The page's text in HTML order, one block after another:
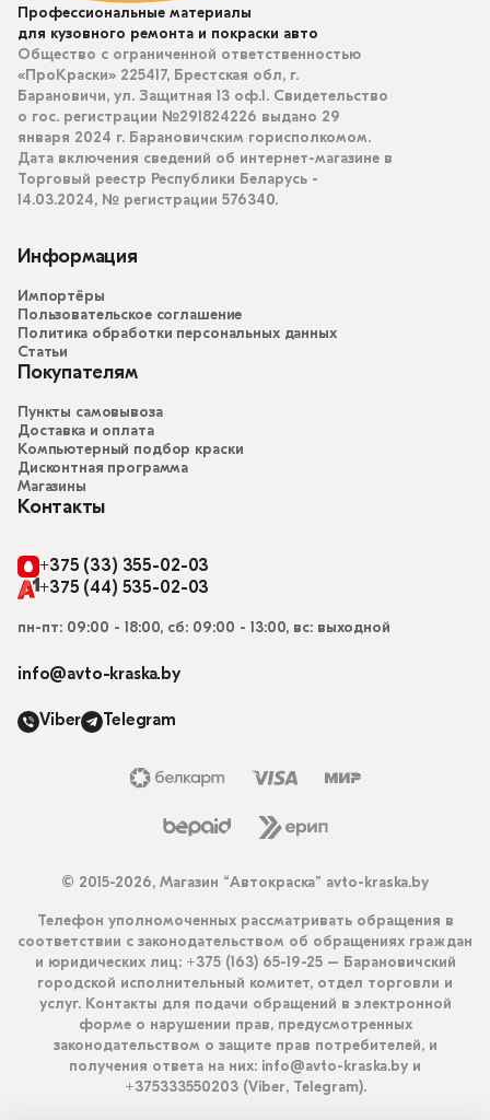
Профессиональные материалы
для кузовного ремонта и покраски авто
Общество с ограниченной ответственностью
«ПроКраски» 225417, Брестская обл, г.
Барановичи, ул. Защитная 13 оф.1. Свидетельство
о гос. регистрации №291824226 выдано 29
января 2024 г. Барановичским горисполкомом.
Дата включения сведений об интернет-магазине в
Торговый реестр Республики Беларусь -
14.03.2024, № регистрации 576340.
Информация
Импортёры
Пользовательское соглашение
Политика обработки персональных данных
Статьи
Покупателям
Пункты самовывоза
Доставка и оплата
Компьютерный подбор краски
Дисконтная программа
Магазины
Контакты
+375 (33) 355-02-03
+375 (44) 535-02-03
пн-пт: 09:00 - 18:00, сб: 09:00 - 13:00, вс: выходной
info@avto-kraska.by
Viber Telegram
© 2015-2026, Магазин “Автокраска” avto-kraska.by
Телефон уполномоченных рассматривать обращения в
соответствии с законодательством об обращениях граждан
и юридических лиц: +375 (163) 65-19-25 – Барановичский
городской исполнительный комитет, отдел торговли и
услуг. Контакты для подачи обращений в электронной
форме о нарушении прав, предусмотренных
законодательством о защите прав потребителей, и
получения ответа на них: info@avto-kraska.by и
+375333550203 (Viber, Telegram).